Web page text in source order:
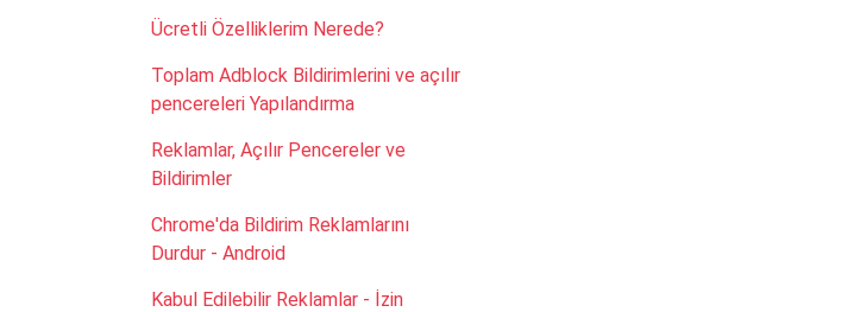
Ücretli Özelliklerim Nerede?
Toplam Adblock Bildirimlerini ve açılır
pencereleri Yapılandırma
Reklamlar, Açılır Pencereler ve
Bildirimler
Chrome'da Bildirim Reklamlarını
Durdur - Android
Kabul Edilebilir Reklamlar - İzin